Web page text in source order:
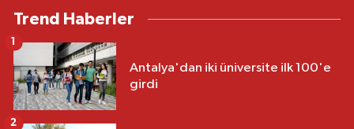
Trend Haberler
Antalya'dan iki üniversite ilk 100'e
girdi
2